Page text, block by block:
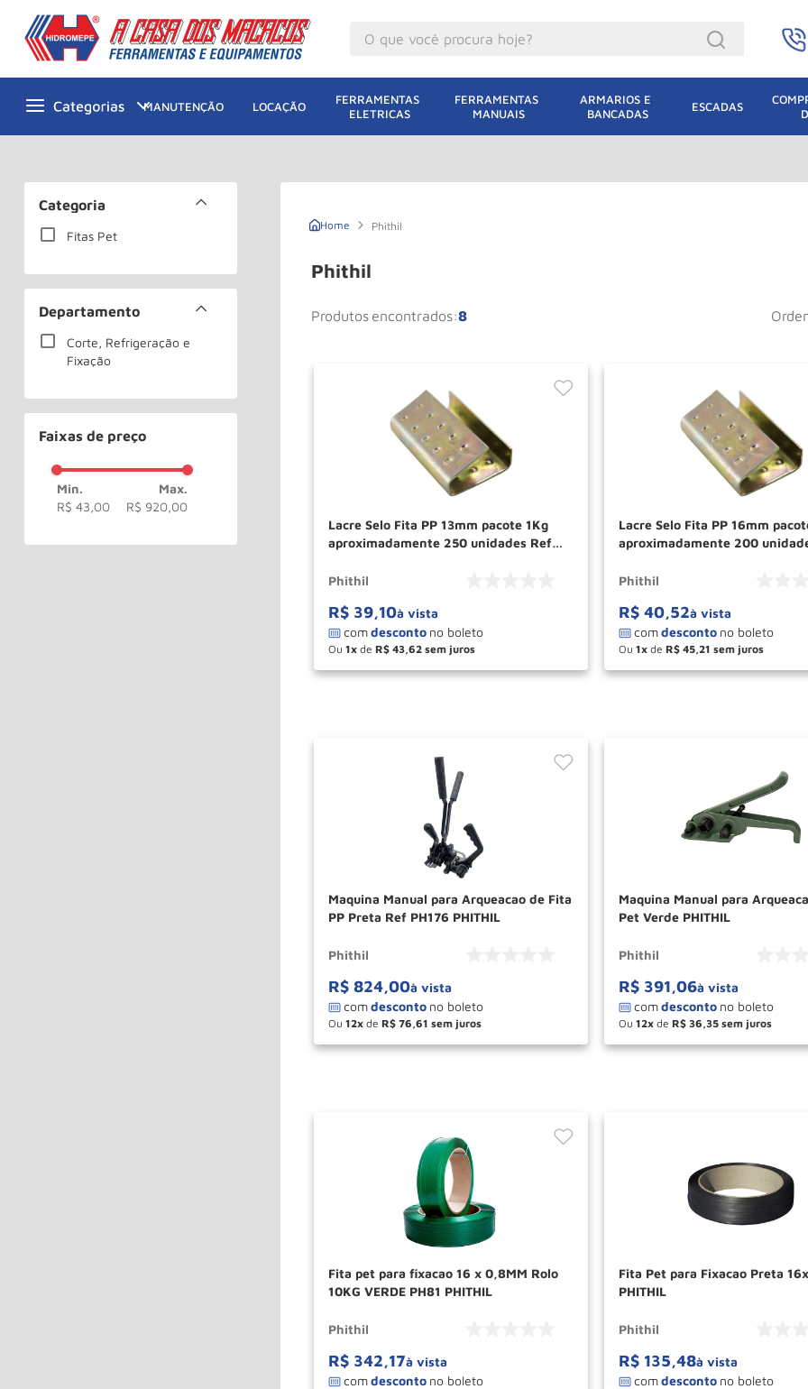
MANUTENÇÃO LOCAÇÃO
FERRAMENTAS
ELETRICAS
FERRAMENTAS
MANUAIS
ARMARIOS E
BANCADAS
ESCADAS
Categoria
Fitas Pet
Departamento
Corte, Refrigeração e
Fixação
Faixas de preço
R$ 43,00 R$ 920,00
Phithil
Phithil
8
Produtos
Lacre Selo Fita PP 13mm pacote 1Kg
aproximadamente 250 unidades Ref
Phithil
R$ 39,10à vista
Ou 1 de R$ 43, 62
＋
－ COMPRAR
Lacre Selo Fita PP 16mm
aproximadamente 200
Phithil
R$ 40,52à vista
Ou 1 de R$ 45, 21
＋
－
Maquina Manual para Arqueacao de Fita
PP Preta Ref PH176 PHITHIL
Phithil
R$ 824,00à vista
Ou 12 de R$ 76 61
＋
－ COMPRAR
Maquina Manual para
Pet Verde PHITHIL
Phithil
R$ 391,06à vista
Ou 12 de R$ 36 35
＋
－
Fita pet para fixacao 16 x 0,8MM Rolo
10KG VERDE PH81 PHITHIL
Phithil
R$ 342,17à vista
Fita Pet para Fixacao Preta
PHITHIL
Phithil
R$ 135,48à vista
1º Macacos
º Macaco Jacare
8 º Roda